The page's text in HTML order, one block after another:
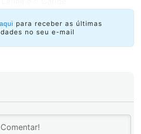
para receber as últimas
no seu e-mail